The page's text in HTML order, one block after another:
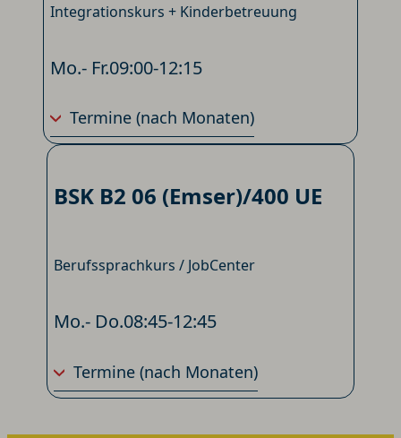
Integrationskurs + Kinderbetreuung
Mo.- Fr.09:00-12:15
Termine(nach Monaten)
BSK B2 06 (Emser)/400 UE
Berufssprachkurs / JobCenter
Mo.- Do.08:45-12:45
Termine(nach Monaten)